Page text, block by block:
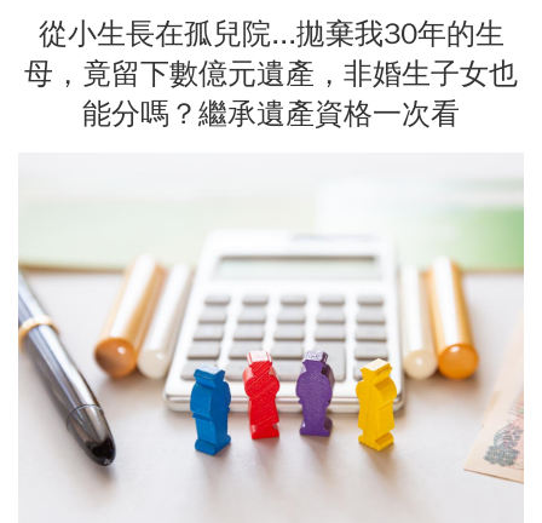
從小生長在孤兒院...拋棄我30年的生
母，竟留下數億元遺產，非婚生子女也
能分嗎？繼承遺產資格一次看